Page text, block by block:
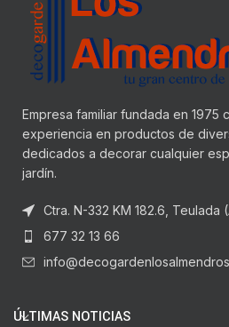
Empresa familiar fundada en 1975
experiencia en productos de
dedicados a decorar cualquier
jardín.
Ctra. N-332 KM 182.6, Teulada
677 32 13 66
ÚLTIMAS NOTICIAS